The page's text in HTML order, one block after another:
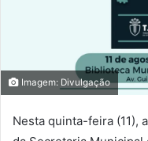
Imagem: Divulgação
Nesta quinta-feira (11),